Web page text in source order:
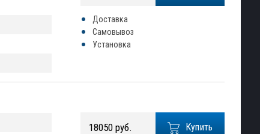
Доставка
Самовывоз
Установка
Купить
18050 руб.